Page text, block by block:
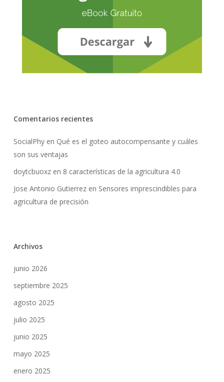
Comentarios recientes
SocialPhyen Qué es el goteo autocompensante y cuáles
son sus ventajas
doytcbuoxzen 8 características de la agricultura 4.0
Jose Antonio Gutierrezen Sensores imprescindibles para
agricultura de precisión
Archivos
junio 2026
septiembre 2025
agosto 2025
julio 2025
junio 2025
mayo 2025
enero 2025